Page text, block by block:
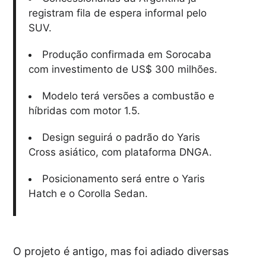
registram fila de espera informal pelo
SUV.
Produção confirmada em Sorocaba
com investimento de US$ 300 milhões.
Modelo terá versões a combustão e
híbridas com motor 1.5.
Design seguirá o padrão do Yaris
Cross asiático, com plataforma DNGA.
Posicionamento será entre o Yaris
Hatch e o Corolla Sedan.
O projeto é antigo, mas foi adiado diversas